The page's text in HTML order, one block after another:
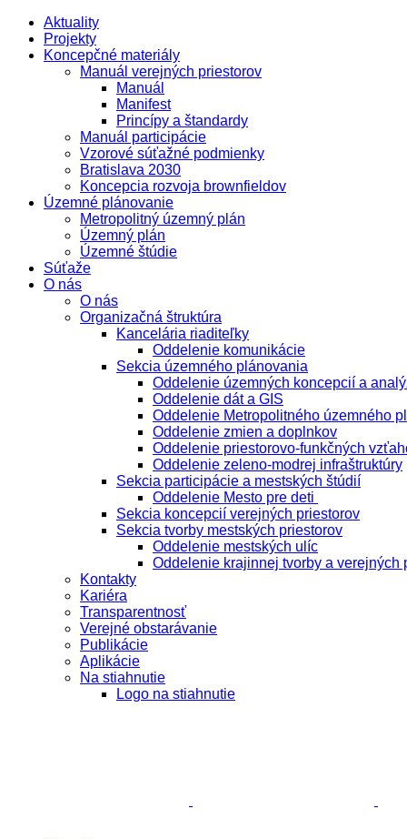
Aktuality
Projekty
Koncepčné materiály
Manuál verejných priestorov
Manuál
Manifest
Princípy a štandardy
Manuál participácie
Vzorové súťažné podmienky
Bratislava 2030
Koncepcia rozvoja brownfieldov
Územné plánovanie
Metropolitný územný plán
Územný plán
Územné štúdie
Súťaže
O nás
O nás
Organizačná štruktúra
Kancelária riaditeľky
Oddelenie komunikácie
Sekcia územného plánovania
Oddelenie územných koncepcií a
Oddelenie dát a GIS
Oddelenie Metropolitného územného
Oddelenie zmien a doplnkov
Oddelenie priestorovo-funkčných
Oddelenie zeleno-modrej infraštruktúry
Sekcia participácie a mestských štúdií
Oddelenie Mesto pre deti
Sekcia koncepcií verejných priestorov
Sekcia tvorby mestských priestorov
Oddelenie mestských ulíc
Oddelenie krajinnej tvorby a verejných
Kontakty
Kariéra
Transparentnosť
Verejné obstarávanie
Publikácie
Aplikácie
Na stiahnutie
Logo na stiahnutie